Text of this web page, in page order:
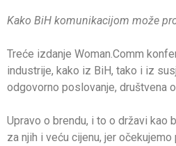
Kako BiH komunikacijom može
Treće izdanje Woman.Comm
industrije, kako iz BiH, tako i iz
odgovorno poslovanje, društvena
Upravo o brendu, i to o državi kao
za njih i veću cijenu, jer